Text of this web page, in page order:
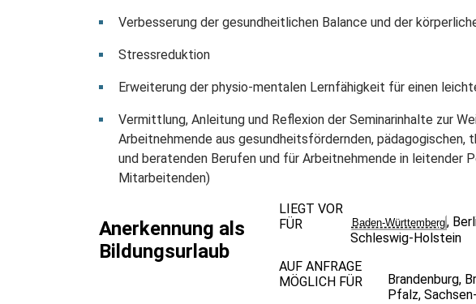
Verbesserung der gesundheitlichen Balance und der
Stressreduktion
Erweiterung der physio-mentalen Lernfähigkeit für einen
Vermittlung, Anleitung und Reflexion der Seminarinhalte zur
Arbeitnehmende aus gesundheitsfördernden, pädagogischen,
und beratenden Berufen und für Arbeitnehmende in leitender
Mitarbeitenden)
Anerkennung als
Bildungsurlaub
LIEGT VOR
FÜR
Baden-Württemberg,
Schleswig-Holstein
AUF ANFRAGE
MÖGLICH FÜR
Brandenburg,
Pfalz,